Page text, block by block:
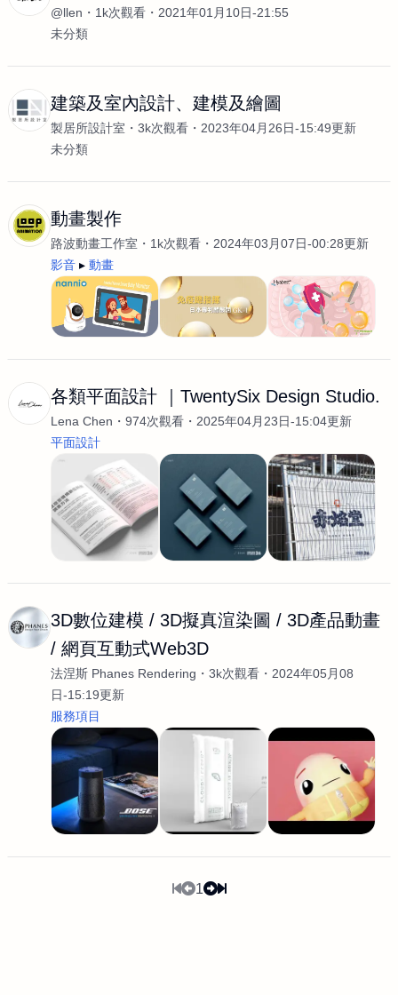
@llen 1k次觀看
2021年01月10日-21:55
未分類
建築及室內設計、建模及繪圖
製居所設計室 3k次觀看
2023年04月26日-15:49更新
未分類
動畫製作
路波動畫工作室 1k次觀看
2024年03月07日-00:28更新
影音
動畫
各類平面設計 ｜TwentySix Design Studio.
Lena Chen 974次觀看
2025年04月23日-15:04更新
平面設計
3D數位建模 / 3D擬真渲染圖 / 3D產品動畫
/ 網頁互動式Web3D
法涅斯 Phanes Rendering 3k次觀看
2024年05月08
日-15:19更新
服務項目
1